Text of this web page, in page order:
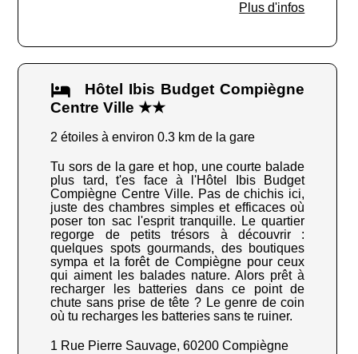
Plus d'infos
Hôtel Ibis Budget Compiègne
Centre Ville ★★
2 étoiles à environ 0.3 km de la gare
Tu sors de la gare et hop, une courte balade
plus tard, t'es face à l'Hôtel Ibis Budget
Compiègne Centre Ville. Pas de chichis ici,
juste des chambres simples et efficaces où
poser ton sac l'esprit tranquille. Le quartier
regorge de petits trésors à découvrir :
quelques spots gourmands, des boutiques
sympa et la forêt de Compiègne pour ceux
qui aiment les balades nature. Alors prêt à
recharger les batteries dans ce point de
chute sans prise de tête ? Le genre de coin
où tu recharges les batteries sans te ruiner.
1 Rue Pierre Sauvage, 60200 Compiègne